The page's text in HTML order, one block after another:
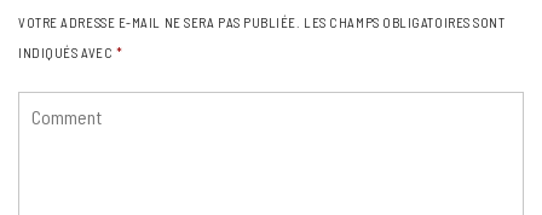
VOTRE ADRESSE E-MAIL NE SERA PAS PUBLIÉE.
LES CHAMPS OBLIGATOIRES SONT
INDIQUÉS AVEC *